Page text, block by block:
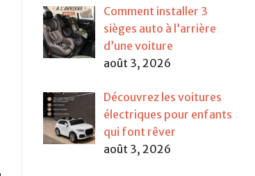
Comment installer 3
sièges auto à l’arrière
d’une voiture
août 3, 2026
Découvrez les voitures
électriques pour enfants
qui font rêver
août 3, 2026